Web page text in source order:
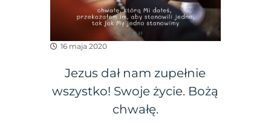
16 maja 2020
Jezus dał nam zupełnie
wszystko! Swoje życie. Bożą
chwałę.